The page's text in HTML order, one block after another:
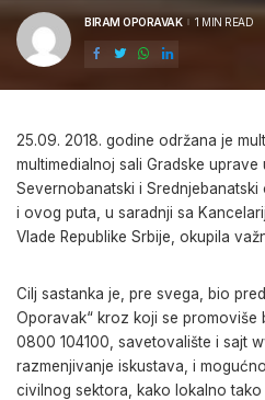
POSTED
BIRAM OPORAVAK 1 MIN READ
25.09. 2018. godine održana je
multimedialnoj sali Gradske uprave
Severnobanatski i
i ovog puta, u saradnji sa
Vlade Republike Srbije, okupila
Cilj sastanka je, pre svega, bio
Oporavak“ kroz koji se promoviše
0800 104100, savetovalište i sajt
razmenjivanje iskustava, i
civilnog sektora, kako lokalno tako